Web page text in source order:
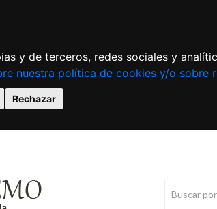
y de terceros, redes sociales y
nuestra política de cookies y/o sobre
Rechazar